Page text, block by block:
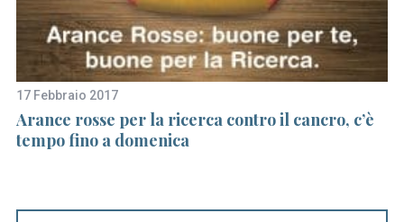
17 Febbraio 2017
Arance rosse per la ricerca contro il cancro, c’è
tempo fino a domenica